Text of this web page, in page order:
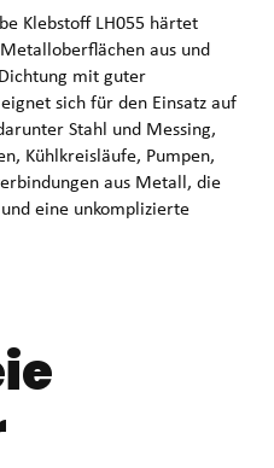
Klebstoff LH055 härtet
aus und
mit guter
sich für den Einsatz auf
Stahl und Messing,
Kühlkreisläufe, Pumpen,
aus Metall, die
eine unkomplizierte